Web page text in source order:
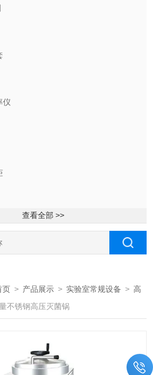
仪
查看全部 >>
页 > 产品展示 > 实验室常规设备 >高
不锈钢高压灭菌锅